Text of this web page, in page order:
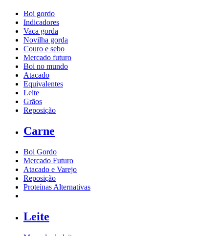
Boi gordo
Indicadores
Vaca gorda
Novilha gorda
Couro e sebo
Mercado futuro
Boi no mundo
Atacado
Equivalentes
Leite
Grãos
Reposição
Carne
Boi Gordo
Mercado Futuro
Atacado e Varejo
Reposição
Proteínas Alternativas
Leite